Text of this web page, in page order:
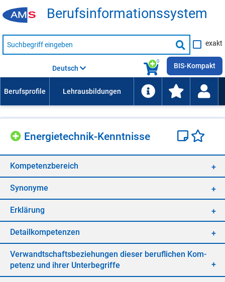
Be­rufs­in­for­ma­ti­ons­sys­tem
Suche
nach
Suche
starten
exakt
0
Deutsch BIS-Kompakt
En­er­gie­tech­nik-Kennt­nis­se
Kom­pe­tenz­be­reich
Syn­ony­me
Er­klä­rung
De­tail­kom­pe­ten­zen
Ver­wandt­schafts­be­zie­hun­gen die­ser be­ruf­li­chen Kom­
pe­tenz und ih­rer Un­ter­be­grif­fe